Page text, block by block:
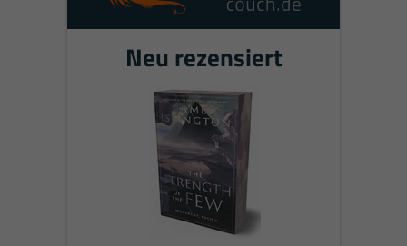
Neu rezensiert